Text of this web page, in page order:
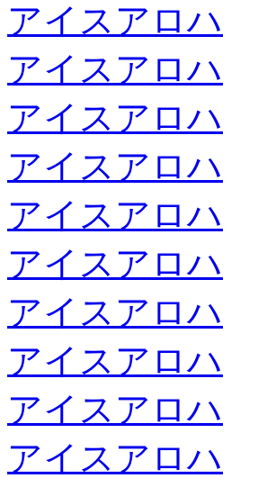
アイスアロハ
アイスアロハ
アイスアロハ
アイスアロハ
アイスアロハ
アイスアロハ
アイスアロハ
アイスアロハ
アイスアロハ
アイスアロハ